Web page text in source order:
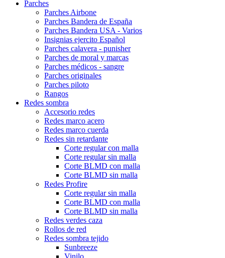
Parches
Parches Airbone
Parches Bandera de España
Parches Bandera USA - Varios
Insignias ejercito Español
Parches calavera - punisher
Parches de moral y marcas
Parches médicos - sangre
Parches originales
Parches piloto
Rangos
Redes sombra
Accesorio redes
Redes marco acero
Redes marco cuerda
Redes sin retardante
Corte regular con malla
Corte regular sin malla
Corte BLMD con malla
Corte BLMD sin malla
Redes Profire
Corte regular sin malla
Corte BLMD con malla
Corte BLMD sin malla
Redes verdes caza
Rollos de red
Redes sombra tejido
Sunbreeze
Vinilo